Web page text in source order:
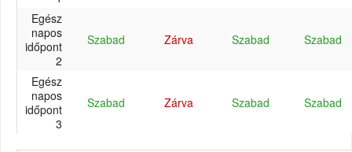
Egész
napos
időpont
2
Szabad Zárva Szabad Szabad
Egész
napos
időpont
3
Szabad Zárva Szabad Szabad